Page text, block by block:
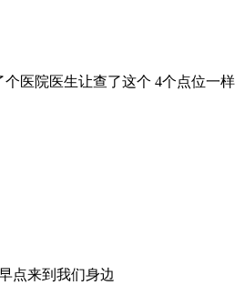
医院医生让查了这个 4个点位一
点来到我们身边